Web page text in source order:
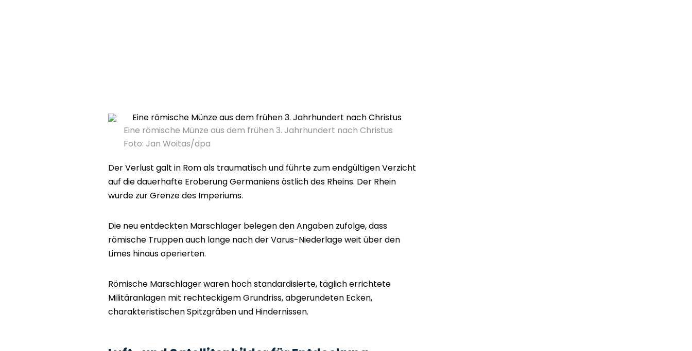
Eine römische Münze aus dem frühen 3. Jahrhundert nach Christus
Foto: Jan Woitas/dpa
Der Verlust galt in Rom als traumatisch und führte zum endgültigen Verzicht
auf die dauerhafte Eroberung Germaniens östlich des Rheins. Der Rhein
wurde zur Grenze des Imperiums.
Die neu entdeckten Marschlager belegen den Angaben zufolge, dass
römische Truppen auch lange nach der Varus-Niederlage weit über den
Limes hinaus operierten.
Römische Marschlager waren hoch standardisierte, täglich errichtete
Militäranlagen mit rechteckigem Grundriss, abgerundeten Ecken,
charakteristischen Spitzgräben und Hindernissen.